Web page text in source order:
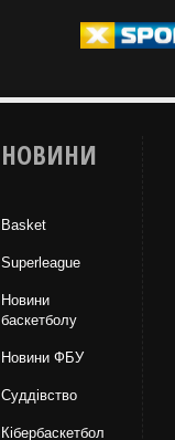
НОВИНИ
Basket
Superleague
Новини
баскетболу
Новини ФБУ
Суддівство
Кібербаскетбол